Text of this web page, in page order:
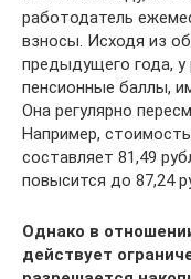
работодатель
взносы. Исходя из
предыдущего года,
пенсионные баллы,
Она регулярно
Например,
составляет 81,49
повысится до 87,24
Однако в
действует